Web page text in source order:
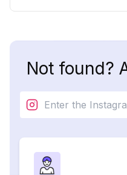
Not found?